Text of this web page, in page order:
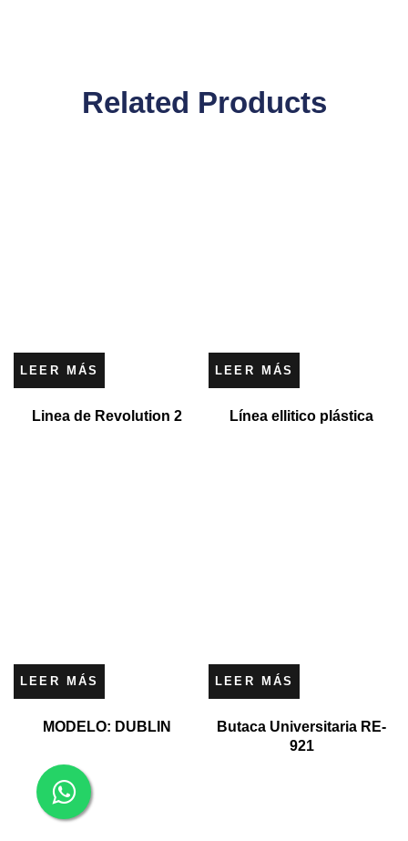
Related Products
LEER MÁS
Linea de Revolution 2
LEER MÁS
Línea ellitico plástica
LEER MÁS
MODELO: DUBLIN
LEER MÁS
Butaca Universitaria RE-
921